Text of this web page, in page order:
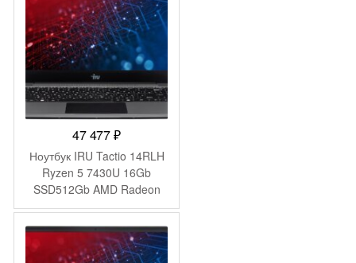
47 477₽
Ноутбук IRU Tactio 14RLH
Ryzen 5 7430U 16Gb
SSD512Gb AMD Radeon
Graphics 14″ IPS FHD
(1920×1080) FreeDOS grey
WiFi BT Cam 4000mAh
(2084813)